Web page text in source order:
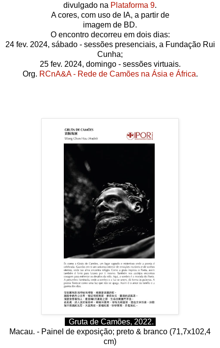
divulgado na Plataforma 9.
A cores, com uso de IA, a partir de
imagem de BD.
O encontro decorreu em dois dias:
24 fev. 2024, sábado - sessões presenciais, a Fundação Rui
Cunha;
25 fev. 2024, domingo - sessões virtuais.
Org. RCnA&A - Rede de Camões na Ásia e África.
Gruta de Camões, 2022.
Macau. - Painel de exposição; preto & branco (71,7x102,4
cm)